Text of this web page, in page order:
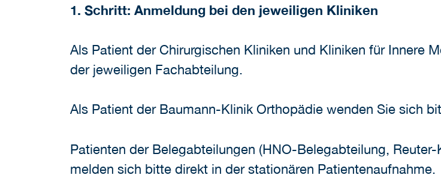
1. Schritt: Anmeldung bei den jeweiligen Kliniken
Als Patient der Chirurgischen Kliniken und Kliniken für Innere
der jeweiligen Fachabteilung.
Als Patient der Baumann-Klinik Orthopädie wenden Sie sich
Patienten der Belegabteilungen (HNO-Belegabteilung,
melden sich bitte direkt in der stationären Patientenaufnahme.